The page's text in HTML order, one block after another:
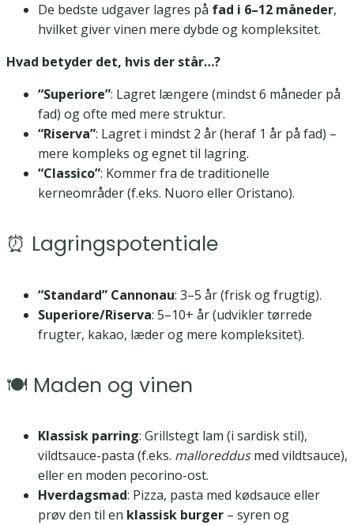
De bedste udgaver lagres på fad i 6–12 måneder,
hvilket giver vinen mere dybde og kompleksitet.
Hvad betyder det, hvis der står…?
“Superiore”: Lagret længere (mindst 6 måneder på
fad) og ofte med mere struktur.
“Riserva”: Lagret i mindst 2 år (heraf 1 år på fad) –
mere kompleks og egnet til lagring.
“Classico”: Kommer fra de traditionelle
kerneområder (f.eks. Nuoro eller Oristano).
⏰ Lagringspotentiale
“Standard” Cannonau: 3–5 år (frisk og frugtig).
Superiore/Riserva: 5–10+ år (udvikler tørrede
frugter, kakao, læder og mere kompleksitet).
🍽️ Maden og vinen
Klassisk parring: Grillstegt lam (i sardisk stil),
vildtsauce-pasta (f.eks. malloreddusmed vildtsauce),
eller en moden pecorino-ost.
Hverdagsmad: Pizza, pasta med kødsauce eller
prøv den til en klassisk burger – syren og